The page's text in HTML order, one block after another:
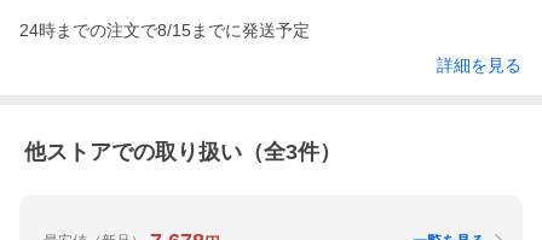
24時までの注文で8/15までに発送予定
詳細を見る
他ストアでの取り扱い（全3件）